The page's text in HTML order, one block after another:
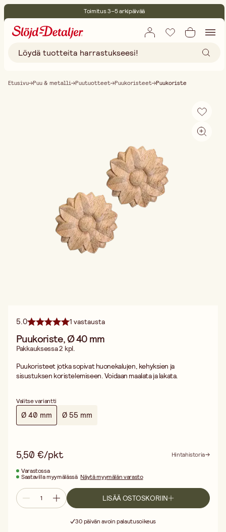
Toimitus 3–5 arkipäivää
Ilmainen toimitus yli 75 € ostoksille
Etusivu Puu & metalli Puutuotteet Puukoristeet Puukoriste
5.0 1 vastausta
Puukoriste, Ø 40 mm
Pakkauksessa 2 kpl.
Puukoristeet jotka sopivat huonekalujen, kehyksien ja
sisustuksen koristelemiseen. Voidaan maalata ja lakata.
Valitse variantti
Ø 40 mm Ø 55 mm
5,50 €/pkt
Hintahistoria
Varastossa
Saatavilla myymälässä Näytä myymälän varasto
LISÄÄ OSTOSKORIIN
Ilmainen toimitus yli 75 € ostoksille
30 päivän avoin palautusoikeus